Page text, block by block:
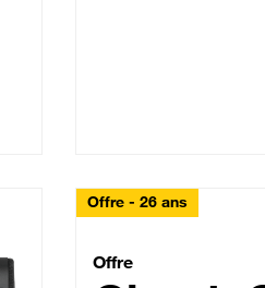
Offre - 26 ans
Offre